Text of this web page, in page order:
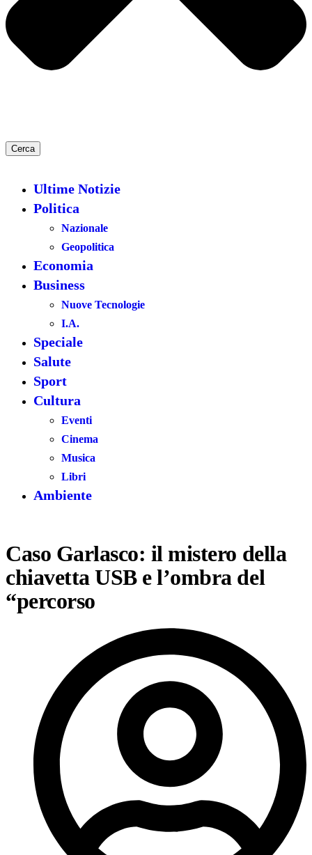
Cerca
Ultime Notizie
Politica
Nazionale
Geopolitica
Economia
Business
Nuove Tecnologie
I.A.
Speciale
Salute
Sport
Cultura
Eventi
Cinema
Musica
Libri
Ambiente
Caso Garlasco: il mistero della
chiavetta USB e l’ombra del
“percorso